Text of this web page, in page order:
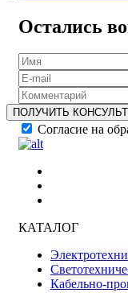
Остались
ПОЛУЧИТЬ
Согласие на
КАТАЛОГ
Кабельно-